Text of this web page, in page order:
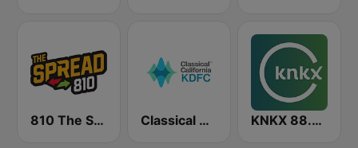
810 The Spread Classical California KDFC 90.3 FM KNKX 88.5 FM